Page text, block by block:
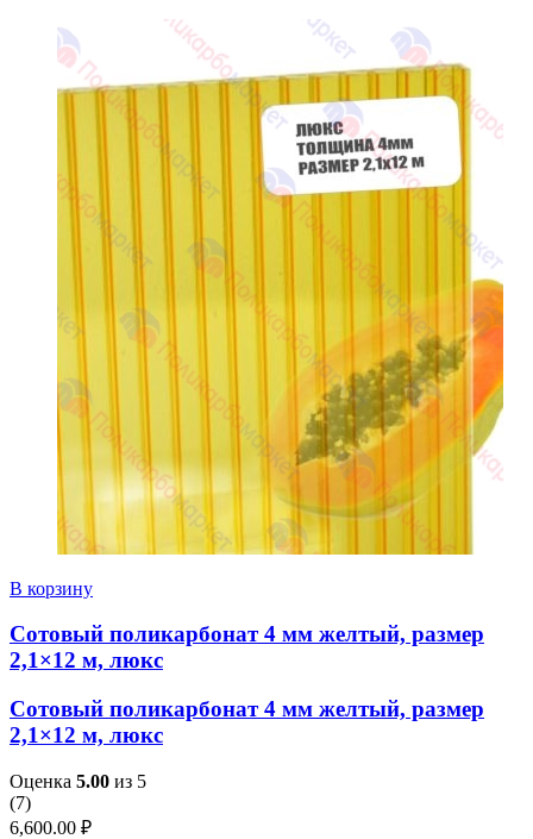
В корзину
Сотовый поликарбонат 4 мм желтый, размер
2,1×12 м, люкс
Сотовый поликарбонат 4 мм желтый, размер
2,1×12 м, люкс
Оценка 5.00 из 5
(7)
6,600.00 ₽